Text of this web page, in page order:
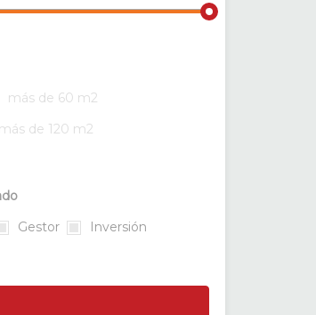
más de 60 m2
más de 120 m2
Gestor
Inversión